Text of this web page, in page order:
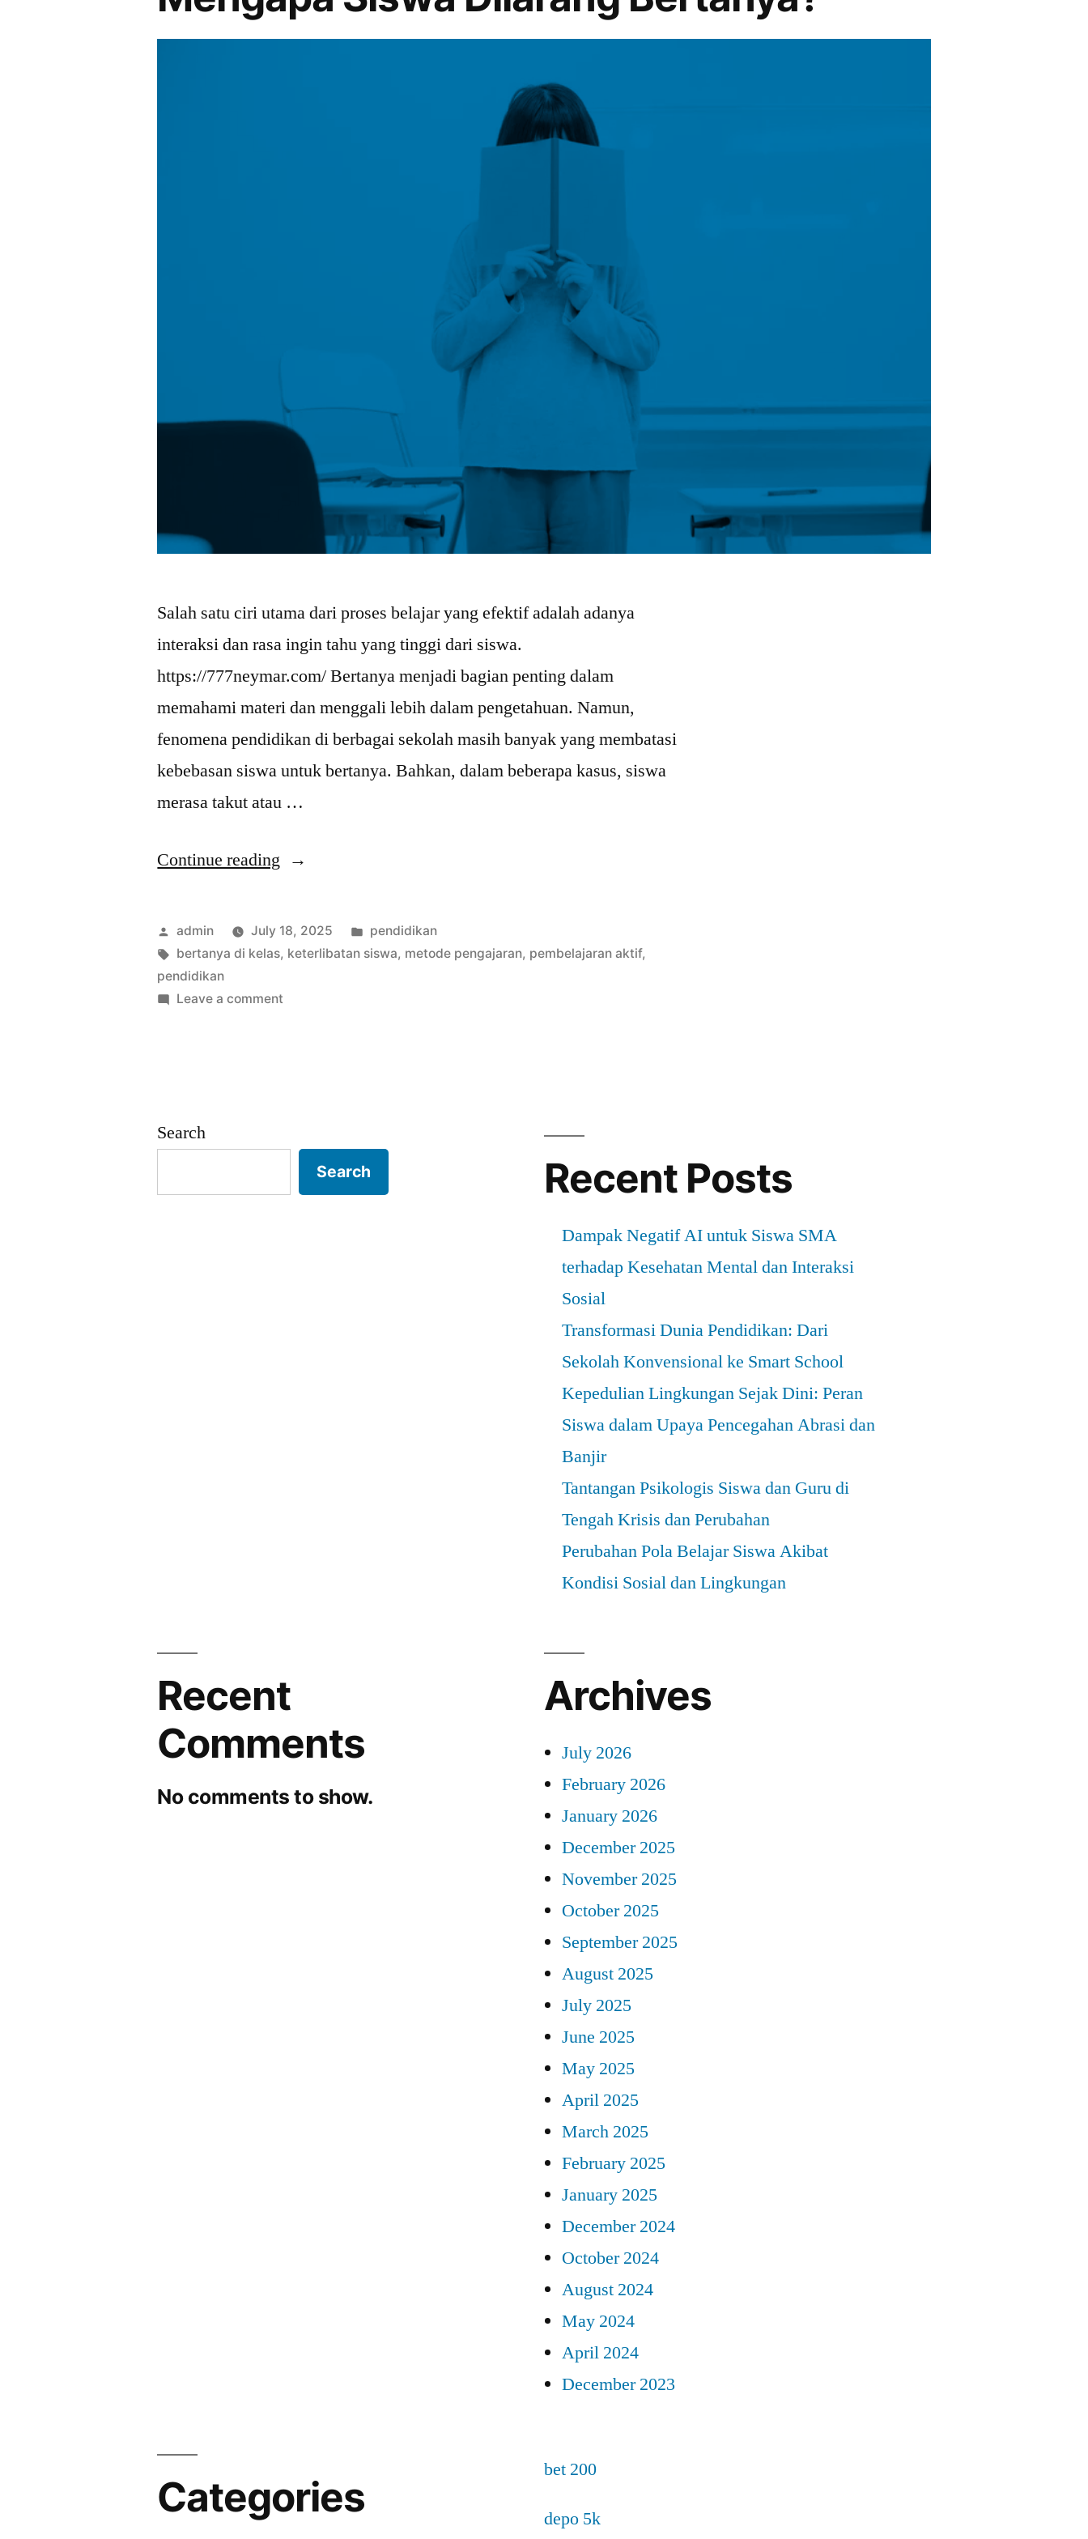
Salah satu ciri utama dari proses belajar yang efektif adalah adanya
interaksi dan rasa ingin tahu yang tinggi dari siswa.
https://777neymar.com/ Bertanya menjadi bagian penting dalam
memahami materi dan menggali lebih dalam pengetahuan. Namun,
fenomena pendidikan di berbagai sekolah masih banyak yang membatasi
kebebasan siswa untuk bertanya. Bahkan, dalam beberapa kasus, siswa
merasa takut atau …
Continue reading “Pendidikan
Tanda
Tanya:
Posted
by
admin July 18, 2025
Posted
in
pendidikan
Tags:
bertanya di kelas, keterlibatan siswa, metode pengajaran, pembelajaran aktif,
pendidikan
Leave a comment
Dilarang
Bertanya?
Search
Search Recent Posts
Dampak Negatif AI untuk Siswa SMA
terhadap Kesehatan Mental dan Interaksi
Sosial
Transformasi Dunia Pendidikan: Dari
Sekolah Konvensional ke Smart School
Kepedulian Lingkungan Sejak Dini: Peran
Siswa dalam Upaya Pencegahan Abrasi dan
Banjir
Tantangan Psikologis Siswa dan Guru di
Tengah Krisis dan Perubahan
Perubahan Pola Belajar Siswa Akibat
Kondisi Sosial dan Lingkungan
Recent
Comments
No comments to show.
Archives
July 2026
February 2026
January 2026
December 2025
November 2025
October 2025
September 2025
August 2025
July 2025
June 2025
May 2025
April 2025
March 2025
February 2025
January 2025
December 2024
October 2024
August 2024
May 2024
April 2024
December 2023
Categories
bet 200
depo 5k